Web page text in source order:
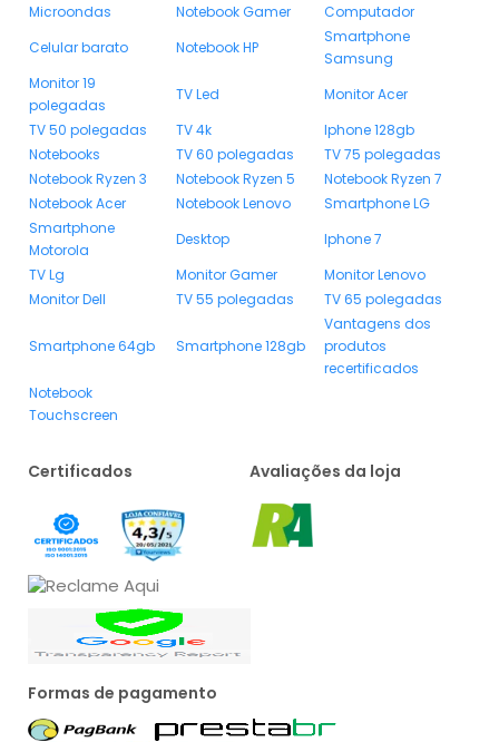
Microondas
Notebook Gamer
Computador
Celular barato
Notebook HP
Smartphone
Samsung
Monitor 19
polegadas
TV Led
Monitor Acer
TV 50 polegadas
TV 4k
Iphone 128gb
Notebooks
TV 60 polegadas
TV 75 polegadas
Notebook Ryzen 3
Notebook Ryzen 5
Notebook Ryzen 7
Notebook Acer
Notebook Lenovo
Smartphone LG
Smartphone
Motorola
Desktop
Iphone 7
TV Lg
Monitor Gamer
Monitor Lenovo
Monitor Dell
TV 55 polegadas TV 65 polegadas
Smartphone 64gb Smartphone 128gb
Vantagens dos
produtos
recertificados
Notebook
Touchscreen
Certificados Avaliações da loja
Formas de pagamento